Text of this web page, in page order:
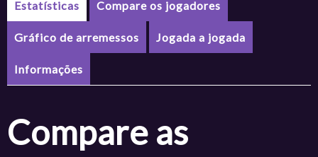
Estatísticas Compare os jogadores
Gráfico de arremessos Jogada a jogada
Informações
Compare as